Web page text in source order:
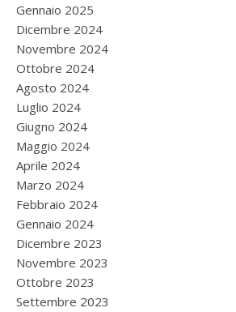
Gennaio 2025
Dicembre 2024
Novembre 2024
Ottobre 2024
Agosto 2024
Luglio 2024
Giugno 2024
Maggio 2024
Aprile 2024
Marzo 2024
Febbraio 2024
Gennaio 2024
Dicembre 2023
Novembre 2023
Ottobre 2023
Settembre 2023